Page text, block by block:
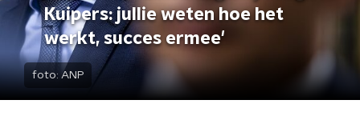
Kuipers: jullie weten hoe het
werkt, succes ermee'
foto: ANP